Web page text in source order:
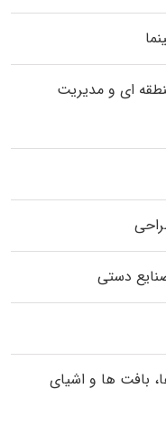
ای و مدیریت
دستی
بافت‌ ها و اشیای